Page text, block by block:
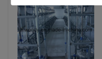
Milchfunktion